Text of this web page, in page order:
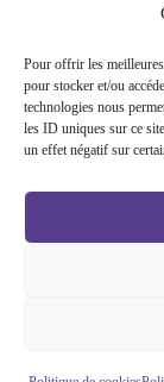
Pour offrir les
pour stocker et/ou
technologies nous
les ID uniques sur ce
un effet négatif sur